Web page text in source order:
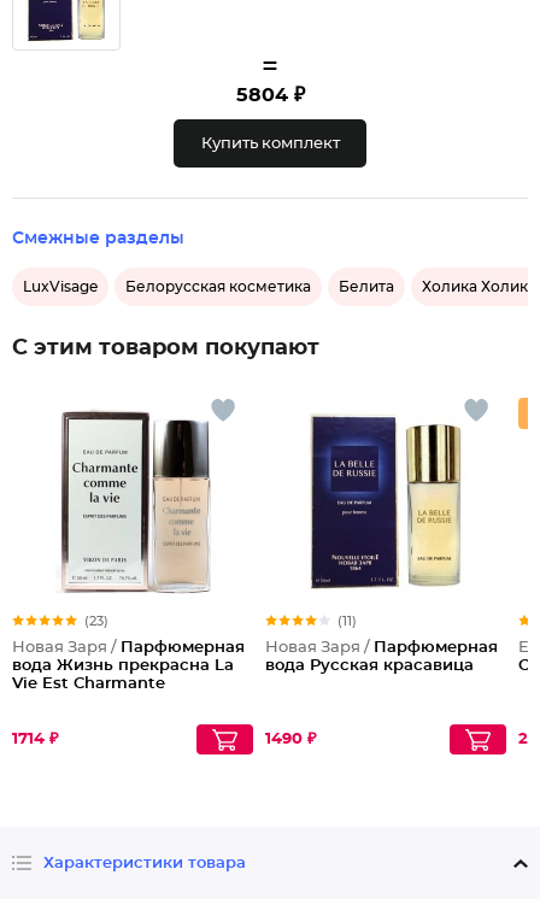
=
5804 ₽
Купить комплект
Смежные разделы
LuxVisage Белорусская косметика Белита Холика Холика
С этим товаром покупают
(23)
Новая Заря / Парфюмерная
вода Жизнь прекрасна La
Vie Est Charmante
1714 ₽
(11)
Новая Заря / Парфюмерная
вода Русская красавица
1490 ₽
Характеристики товара